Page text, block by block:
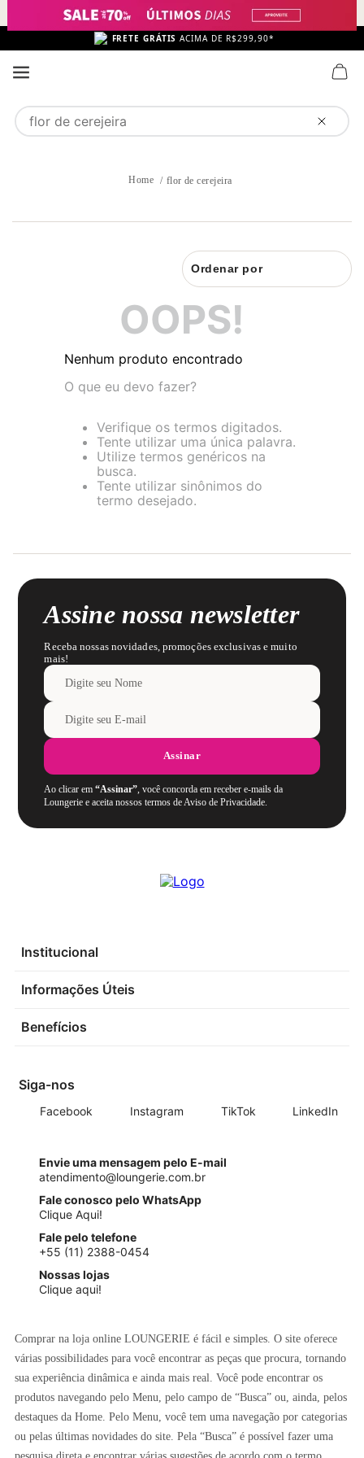
FRETE GRÁTIS ACIMA DE R$299,90*
Buscar produtos
flor de cerejeira
Ordenar por
OOPS!
Nenhum produto encontrado
O que eu devo fazer?
Verifique os termos digitados.
Tente utilizar uma única palavra.
Utilize termos genéricos na
busca.
Tente utilizar sinônimos do
termo desejado.
Assine nossa newsletter
Receba nossas novidades, promoções exclusivas e muito
mais!
Assinar
Ao clicar em“Assinar”, você concorda em receber e-mails da
Loungerie e aceita nossos termos de Aviso de Privacidade.
Institucional
Informações Úteis
Benefícios
Siga-nos
Facebook Instagram TikTok LinkedIn
Envie uma mensagem pelo E-mail
atendimento@loungerie.com.br
Fale conosco pelo WhatsApp
Clique Aqui!
Fale pelo telefone
+55 (11) 2388-0454
Nossas lojas
Clique aqui!
Comprar na loja online LOUNGERIE é fácil e simples. O site oferece
várias possibilidades para você encontrar as peças que procura, tornando
sua experiência dinâmica e ainda mais real. Você pode encontrar os
produtos navegando pelo Menu, pelo campo de “Busca” ou, ainda, pelos
destaques da Home. Pelo Menu, você tem uma navegação por categorias
ou pelas últimas novidades do site. Pela “Busca” é possível fazer uma